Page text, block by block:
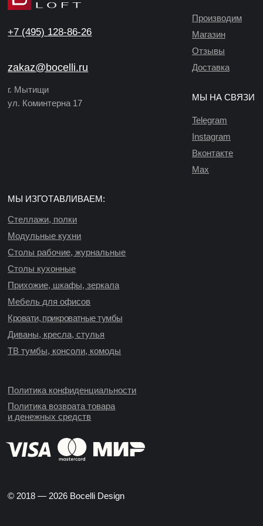
г. Мытищи
ул. Коминтерна 17
+7 (495) 128-86-26
zakaz@bocelli.ru
МЫ НА СВЯЗИ
Telegram
Вконтакте
Instagram
Max
МЫ ИЗГОТАВЛИВАЕМ:
Модульные кухни
Стеллажи, полки
Столы кухонные
Столы рабочие, журнальные
Диваны, кресла, стулья
ТВ тумбы, консоли, комоды
Мебель для офисов
Прихожие, шкафы, зеркала
Кровати, прикроватные тумбы
© 2018 — 2026 Bocelli Design
Магазин
Производим
Отзывы
Доставка
Политика конфиденциальности
Политика возврата товара
и денежных средств